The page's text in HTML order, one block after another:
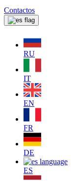
Contactos
RU
IT
EN
FR
DE
ES